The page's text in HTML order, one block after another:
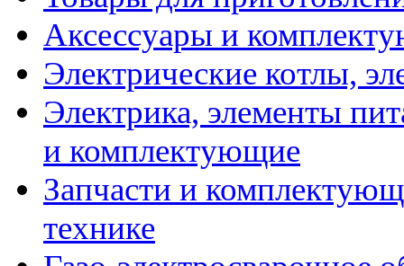
Аксессуары и
Электрические котлы,
Электрика, элементы
и комплектующие
Запчасти и
технике